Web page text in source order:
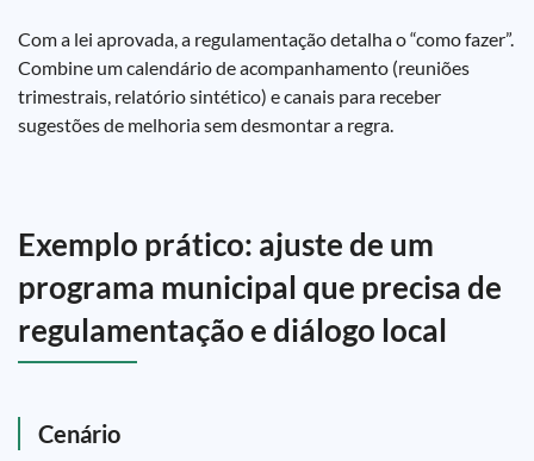
Com a lei aprovada, a regulamentação detalha o “como fazer”.
Combine um calendário de acompanhamento (reuniões
trimestrais, relatório sintético) e canais para receber
sugestões de melhoria sem desmontar a regra.
Exemplo prático: ajuste de um
programa municipal que precisa de
regulamentação e diálogo local
Cenário